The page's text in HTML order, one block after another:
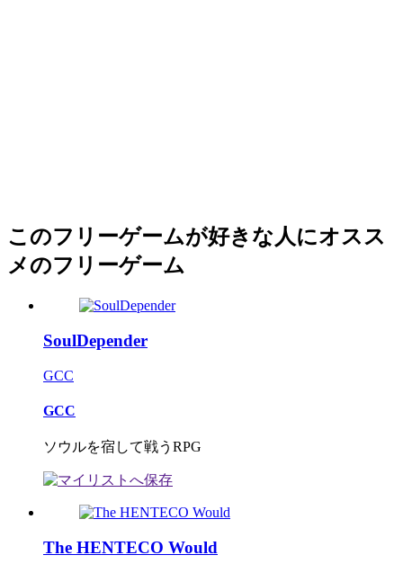
このフリーゲームが好きな人にオスス
メのフリーゲーム
SoulDepender
GCC
GCC
ソウルを宿して戦うRPG
The HENTECO Would